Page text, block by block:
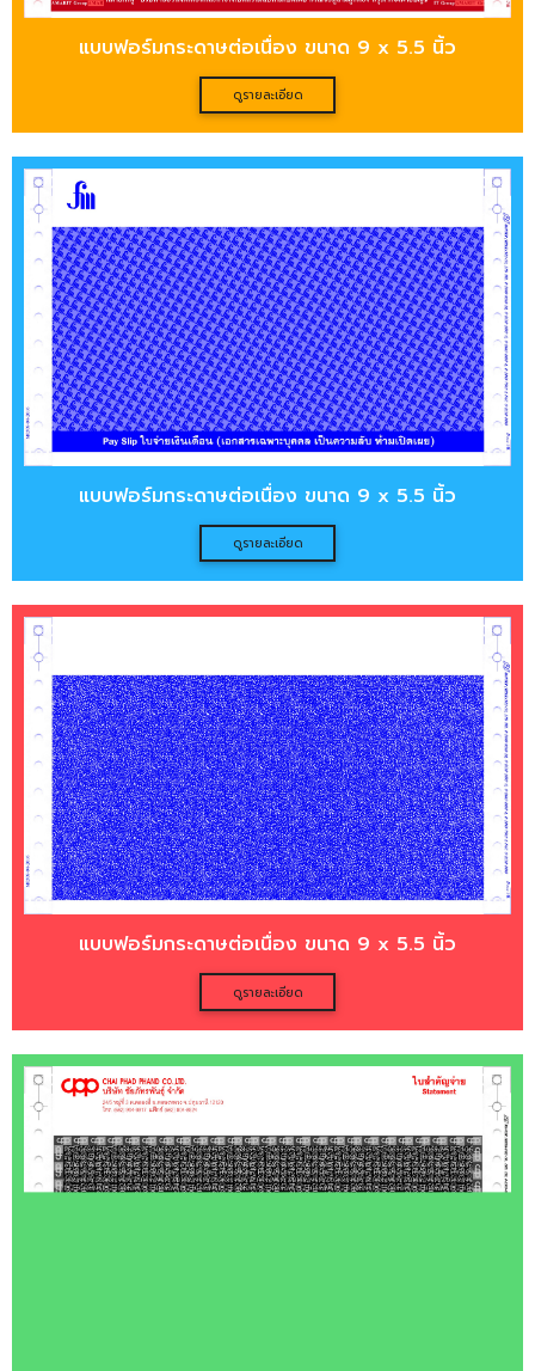
แบบฟอร์มกระดาษต่อเนื่อง ขนาด 9 x 5.5 นิ้ว
ดูรายละเอียด
แบบฟอร์มกระดาษต่อเนื่อง ขนาด 9 x 5.5 นิ้ว
ดูรายละเอียด
แบบฟอร์มกระดาษต่อเนื่อง ขนาด 9 x 5.5 นิ้ว
ดูรายละเอียด